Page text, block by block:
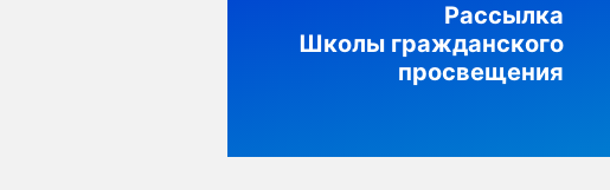
Рассылка
Школы гражданского
просвещения